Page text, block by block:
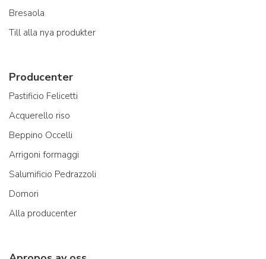
Bresaola
Till alla nya produkter
Producenter
Pastificio Felicetti
Acquerello riso
Beppino Occelli
Arrigoni formaggi
Salumificio Pedrazzoli
Domori
Alla producenter